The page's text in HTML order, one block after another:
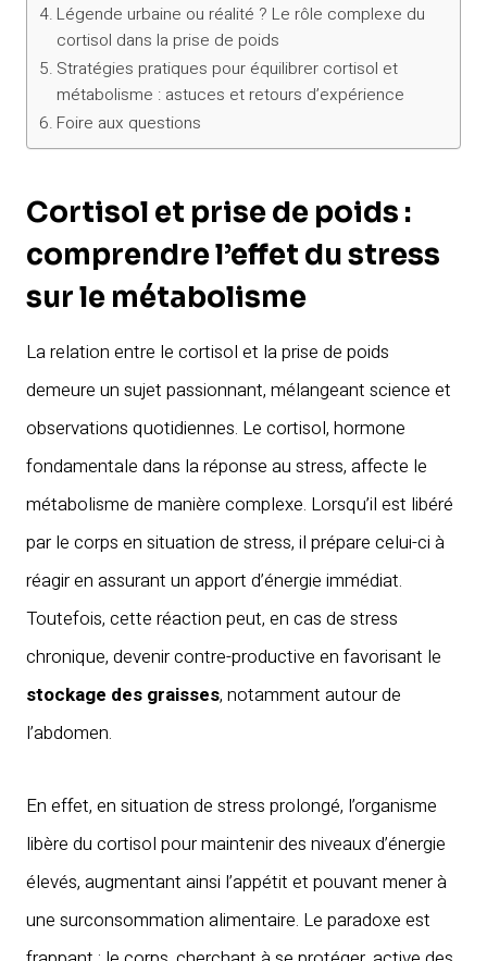
Légende urbaine ou réalité ? Le rôle complexe du
cortisol dans la prise de poids
Stratégies pratiques pour équilibrer cortisol et
métabolisme : astuces et retours d’expérience
Foire aux questions
Cortisol et prise de poids :
comprendre l’effet du stress
sur le métabolisme
La relation entre le cortisol et la prise de poids
demeure un sujet passionnant, mélangeant science et
observations quotidiennes. Le cortisol, hormone
fondamentale dans la réponse au stress, affecte le
métabolisme de manière complexe. Lorsqu’il est libéré
par le corps en situation de stress, il prépare celui-ci à
réagir en assurant un apport d’énergie immédiat.
Toutefois, cette réaction peut, en cas de stress
chronique, devenir contre-productive en favorisant le
stockage des graisses, notamment autour de
l’abdomen.
En effet, en situation de stress prolongé, l’organisme
libère du cortisol pour maintenir des niveaux d’énergie
élevés, augmentant ainsi l’appétit et pouvant mener à
une surconsommation alimentaire. Le paradoxe est